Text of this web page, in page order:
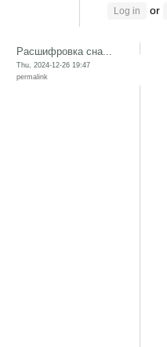
Log in or
Расшифровка сна...
Thu, 2024-12-26 19:47
permalink